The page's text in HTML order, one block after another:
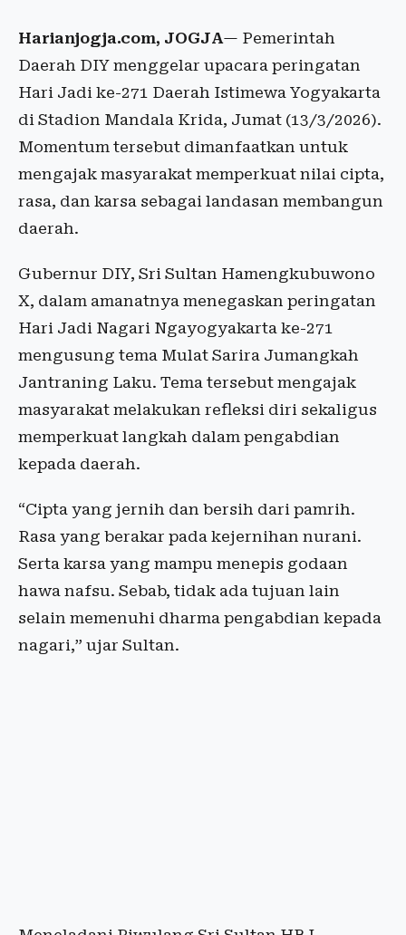
Harianjogja.com, JOGJA— Pemerintah
Daerah DIY menggelar upacara peringatan
Hari Jadi ke-271 Daerah Istimewa Yogyakarta
di Stadion Mandala Krida, Jumat (13/3/2026).
Momentum tersebut dimanfaatkan untuk
mengajak masyarakat memperkuat nilai cipta,
rasa, dan karsa sebagai landasan membangun
daerah.
Gubernur DIY, Sri Sultan Hamengkubuwono
X, dalam amanatnya menegaskan peringatan
Hari Jadi Nagari Ngayogyakarta ke-271
mengusung tema Mulat Sarira Jumangkah
Jantraning Laku. Tema tersebut mengajak
masyarakat melakukan refleksi diri sekaligus
memperkuat langkah dalam pengabdian
kepada daerah.
“Cipta yang jernih dan bersih dari pamrih.
Rasa yang berakar pada kejernihan nurani.
Serta karsa yang mampu menepis godaan
hawa nafsu. Sebab, tidak ada tujuan lain
selain memenuhi dharma pengabdian kepada
nagari,” ujar Sultan.